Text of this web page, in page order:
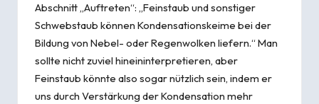
Abschnitt „Auftreten“: „Feinstaub und sonstiger
Schwebstaub können Kondensationskeime bei der
Bildung von Nebel- oder Regenwolken liefern.“ Man
sollte nicht zuviel hineininterpretieren, aber
Feinstaub könnte also sogar nützlich sein, indem er
uns durch Verstärkung der Kondensation mehr